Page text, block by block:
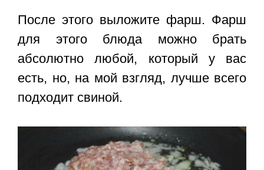
После этого выложите фарш. Фарш
для этого блюда можно брать
абсолютно любой, который у вас
есть, но, на мой взгляд, лучше всего
подходит свиной.